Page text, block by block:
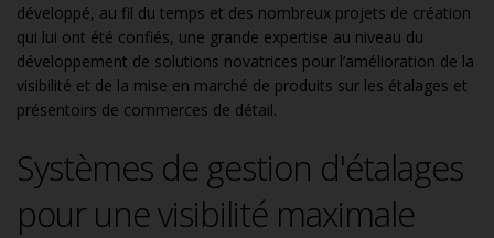
développé, au fil du temps et des nombreux projets de création
qui lui ont été confiés, une grande expertise au niveau du
développement de solutions novatrices pour l’amélioration de la
visibilité et de la mise en marché de produits sur les étalages et
présentoirs de commerces de détail.
Systèmes de gestion d'étalages
pour une visibilité maximale